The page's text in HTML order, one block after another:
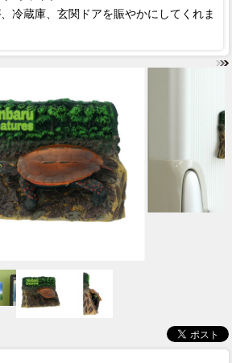
冷蔵庫、玄関ドアを賑やかにしてくれま